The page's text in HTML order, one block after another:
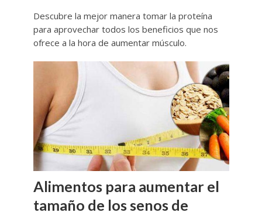
Descubre la mejor manera tomar la proteína
para aprovechar todos los beneficios que nos
ofrece a la hora de aumentar músculo.
Alimentos para aumentar el
tamaño de los senos de